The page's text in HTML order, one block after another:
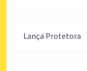
Lança Protetora